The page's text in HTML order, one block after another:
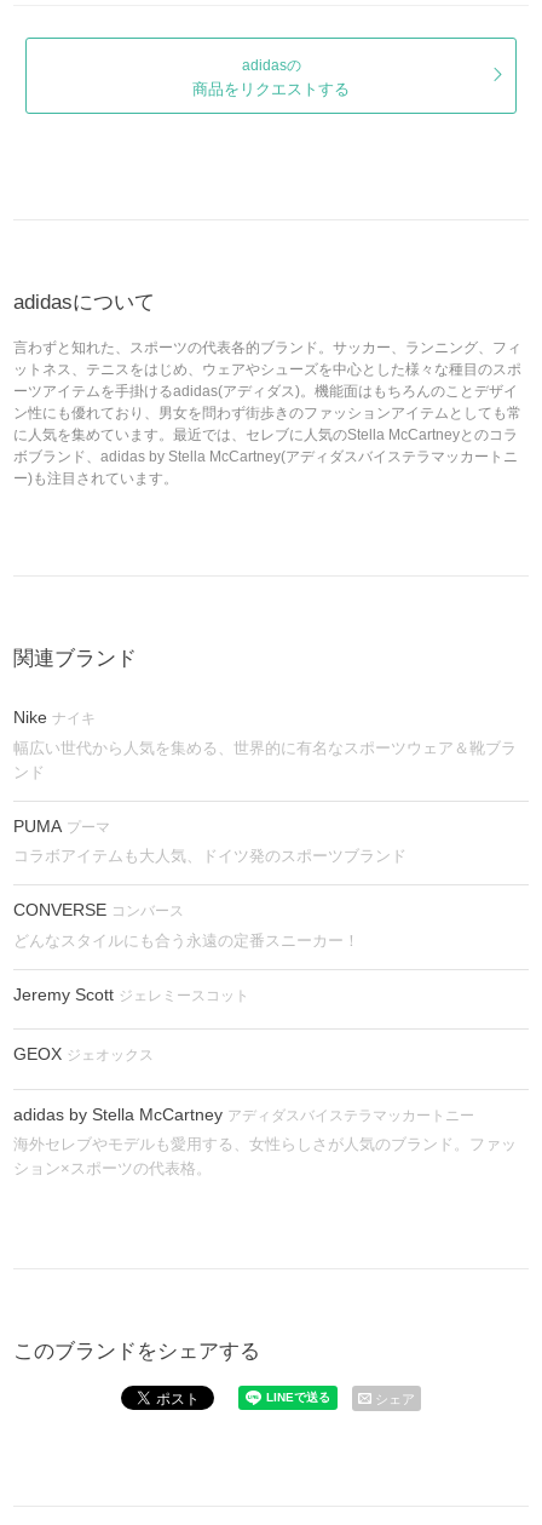
adidasの
商品をリクエストする
adidasについて
言わずと知れた、スポーツの代表各的ブランド。サッカー、ランニング、フィ
ットネス、テニスをはじめ、ウェアやシューズを中心とした様々な種目のスポ
ーツアイテムを手掛けるadidas(アディダス)。機能面はもちろんのことデザイ
ン性にも優れており、男女を問わず街歩きのファッションアイテムとしても常
に人気を集めています。最近では、セレブに人気のStella McCartneyとのコラ
ボブランド、adidas by Stella McCartney(アディダスバイステラマッカートニ
ー)も注目されています。
関連ブランド
Nike ナイキ
幅広い世代から人気を集める、世界的に有名なスポーツウェア＆靴ブラ
ンド
PUMA プーマ
コラボアイテムも大人気、ドイツ発のスポーツブランド
CONVERSE コンバース
どんなスタイルにも合う永遠の定番スニーカー！
Jeremy Scott ジェレミースコット
GEOX ジェオックス
adidas by Stella McCartney アディダスバイステラマッカートニー
海外セレブやモデルも愛用する、女性らしさが人気のブランド。ファッ
ション×スポーツの代表格。
このブランドをシェアする
シェア